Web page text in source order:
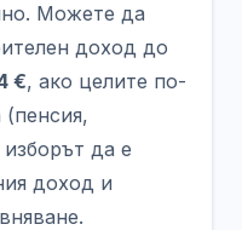
Можете да
доход до
€, ако целите по-
(пенсия,
да е
доход и